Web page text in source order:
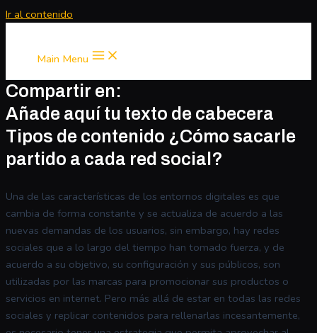
Ir al contenido
Main Menu
Compartir en:
Añade aquí tu texto de cabecera
Tipos de contenido ¿Cómo sacarle
partido a cada red social?
Una de las características de los entornos digitales es que
cambia de forma constante y se actualiza de acuerdo a las
nuevas demandas de los usuarios, sin embargo, hay redes
sociales que a lo largo del tiempo han tomado fuerza, y de
acuerdo a su objetivo, su configuración y sus públicos, son
utilizadas por las marcas para promocionar sus productos o
servicios en internet. Pero más allá de estar en todas las redes
sociales y replicar contenidos para rellenarlas incesantemente,